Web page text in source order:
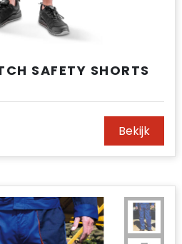
SAFETY SHORTS
Bekijk